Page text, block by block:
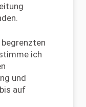
ich
und
auf